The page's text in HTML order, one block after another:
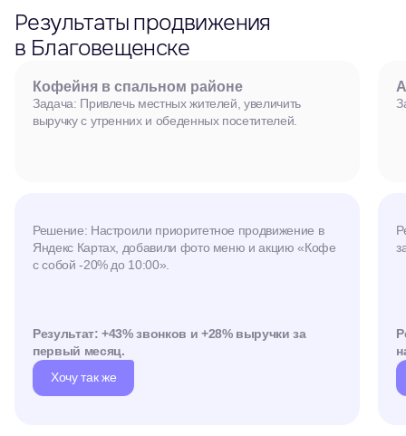
Результаты продвижения
в Благовещенске
Кофейня в спальном районе
Задача: Привлечь местных жителей, увеличить
выручку с утренних и обеденных посетителей.
Решение: Настроили приоритетное продвижение в
Яндекс Картах, добавили фото меню и акцию «Кофе
с собой -20% до 10:00».
Результат: +43% звонков и +28% выручки за
первый месяц.
Хочу так же